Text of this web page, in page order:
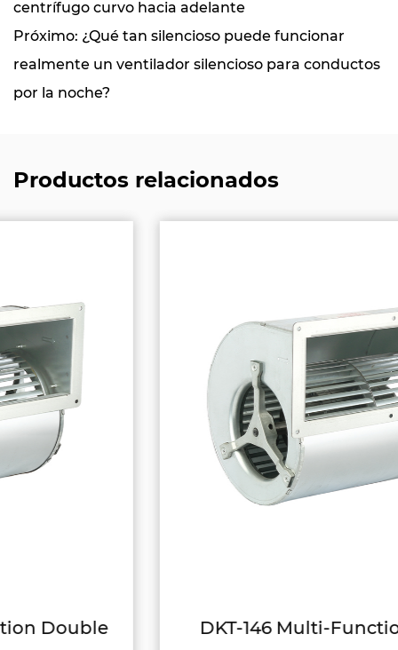
centrífugo curvo hacia adelante
Próximo: ¿Qué tan silencioso puede funcionar
realmente un ventilador silencioso para conductos
por la noche?
Productos relacionados
DKT-146 Multi-Function Variable